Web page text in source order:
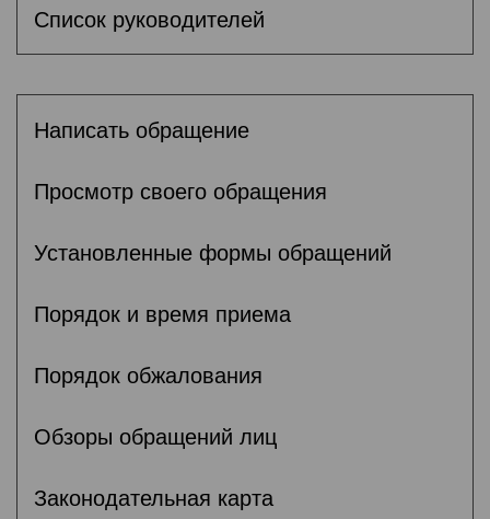
Список руководителей
Написать обращение
Просмотр своего обращения
Установленные формы обращений
Порядок и время приема
Порядок обжалования
Обзоры обращений лиц
Законодательная карта